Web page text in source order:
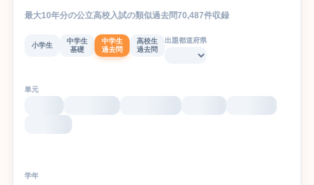
最大10年分の公立高校入試の類似過去問70,487件収録
小学生
中学生
基礎
中学生
過去問
高校生
過去問
出題都道府県
単元
学年